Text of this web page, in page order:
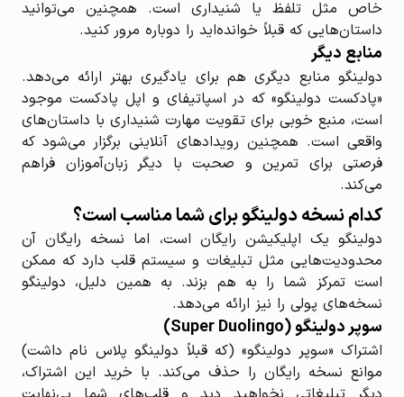
خاص مثل تلفظ یا شنیداری است. همچنین می‌توانید
داستان‌هایی که قبلاً خوانده‌اید را دوباره مرور کنید.
منابع دیگر
دولینگو منابع دیگری هم برای یادگیری بهتر ارائه می‌دهد.
«پادکست دولینگو» که در اسپاتیفای و اپل پادکست موجود
است، منبع خوبی برای تقویت مهارت شنیداری با داستان‌های
واقعی است. همچنین رویدادهای آنلاینی برگزار می‌شود که
فرصتی برای تمرین و صحبت با دیگر زبان‌آموزان فراهم
می‌کند.
کدام نسخه دولینگو برای شما مناسب است؟
دولینگو یک اپلیکیشن رایگان است، اما نسخه رایگان آن
محدودیت‌هایی مثل تبلیغات و سیستم قلب دارد که ممکن
است تمرکز شما را به هم بزند. به همین دلیل، دولینگو
نسخه‌های پولی را نیز ارائه می‌دهد.
سوپر دولینگو (Super Duolingo)
اشتراک «سوپر دولینگو» (که قبلاً دولینگو پلاس نام داشت)
موانع نسخه رایگان را حذف می‌کند. با خرید این اشتراک،